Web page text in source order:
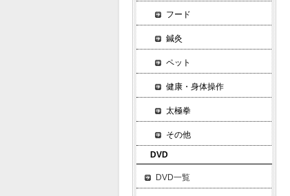
フード
鍼灸
ペット
健康・身体操作
太極拳
その他
DVD
DVD一覧